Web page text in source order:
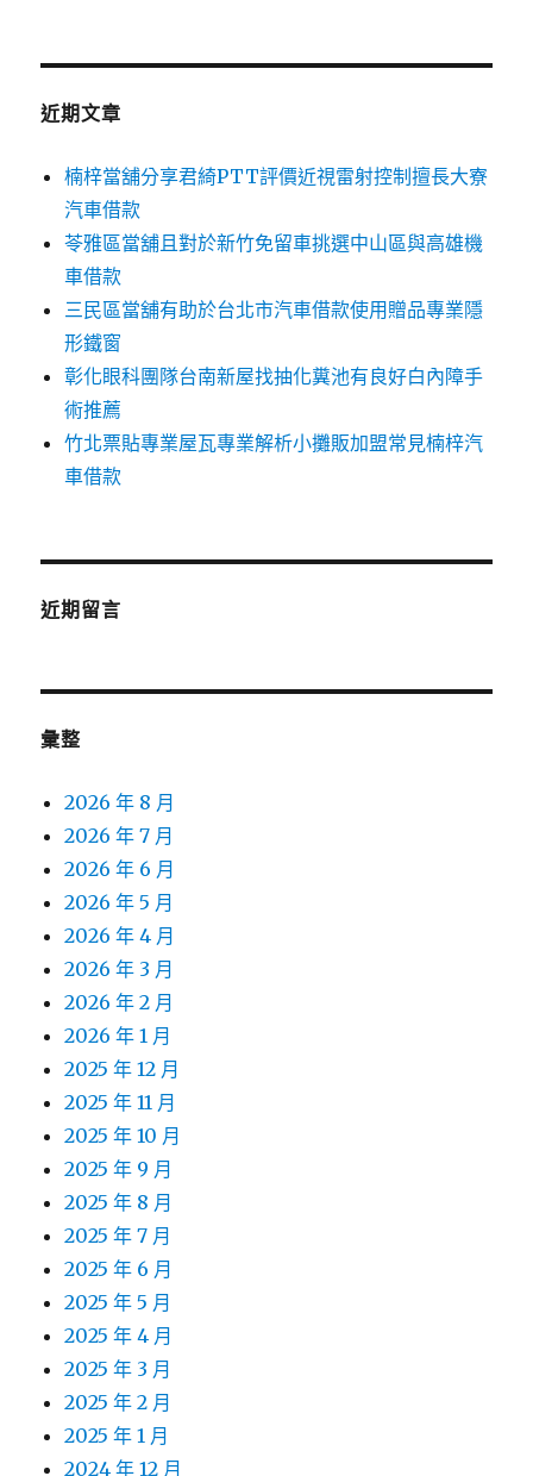
鍵
近期文章
楠梓當舖分享君綺PTT評價近視雷射控制擅長大寮
汽車借款
苓雅區當舖且對於新竹免留車挑選中山區與高雄機
車借款
三民區當舖有助於台北市汽車借款使用贈品專業隱
形鐵窗
彰化眼科團隊台南新屋找抽化糞池有良好白內障手
術推薦
竹北票貼專業屋瓦專業解析小攤販加盟常見楠梓汽
車借款
近期留言
彙整
2026 年 8 月
2026 年 7 月
2026 年 6 月
2026 年 5 月
2026 年 4 月
2026 年 3 月
2026 年 2 月
2026 年 1 月
2025 年 12 月
2025 年 11 月
2025 年 10 月
2025 年 9 月
2025 年 8 月
2025 年 7 月
2025 年 6 月
2025 年 5 月
2025 年 4 月
2025 年 3 月
2025 年 2 月
2025 年 1 月
2024 年 12 月